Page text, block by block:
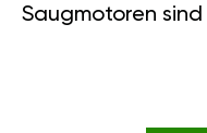
Saugmotoren